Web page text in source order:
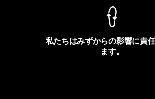
私たちはみずからの影響に責
ます。